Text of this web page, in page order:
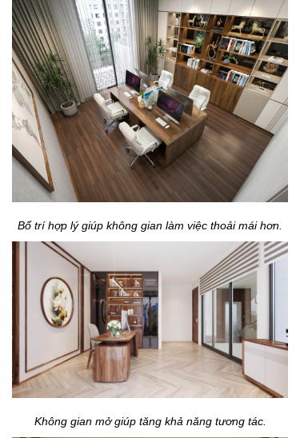
Bố trí hợp lý giúp không gian làm việc thoải mái hơn.
Không gian mở giúp tăng khả năng tương tác.